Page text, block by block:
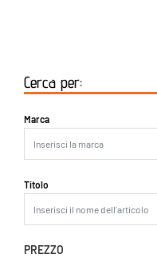
Cerca per:
La modifica di un filtro
Marca
Titolo
PREZZO